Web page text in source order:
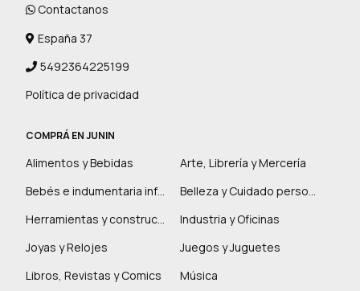
Contactanos
España 37
5492364225199
Política de privacidad
COMPRÁ EN JUNIN
Alimentos y Bebidas
Arte, Librería y Mercería
Bebés e indumentaria infantil
Belleza y Cuidado personal
Herramientas y construcción
Industria y Oficinas
Joyas y Relojes
Juegos y Juguetes
Libros, Revistas y Comics
Música